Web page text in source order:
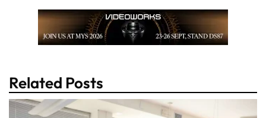
Related Posts